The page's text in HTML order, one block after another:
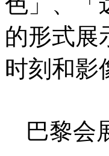
的形式展
时刻和影
巴黎会